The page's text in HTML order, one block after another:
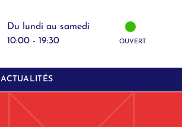
Du lundi au samedi
10:00 - 19:30
OUVERT
ACTUALITÉS